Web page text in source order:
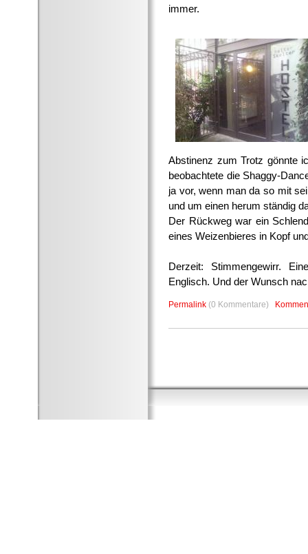
immer.
Abstinenz zum Trotz gönnte
beobachtete die Shaggy-
ja vor, wenn man da so mit
und um einen herum ständig
Der Rückweg war ein
eines Weizenbieres in Kopf
Derzeit: Stimmengewirr.
Englisch. Und der Wunsch
Permalink (0 Kommentare)